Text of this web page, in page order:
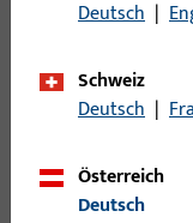
Verpackungseinheit
Deutsch |
Schweiz
Deutsch |
Österreich
Deutsch